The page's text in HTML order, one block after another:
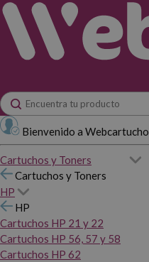
Bienvenido a Webcartucho
Cartuchos y Toners
Cartuchos y Toners
HP
HP
Cartuchos HP 21 y 22
Cartuchos HP 56, 57 y 58
Cartuchos HP 62